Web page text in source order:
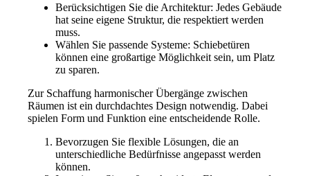
Berücksichtigen Sie die Architektur: Jedes Gebäude
hat seine eigene Struktur, die respektiert werden
muss.
Wählen Sie passende Systeme: Schiebetüren
können eine großartige Möglichkeit sein, um Platz
zu sparen.
Zur Schaffung harmonischer Übergänge zwischen
Räumen ist ein durchdachtes Design notwendig. Dabei
spielen Form und Funktion eine entscheidende Rolle.
Bevorzugen Sie flexible Lösungen, die an
unterschiedliche Bedürfnisse angepasst werden
können.